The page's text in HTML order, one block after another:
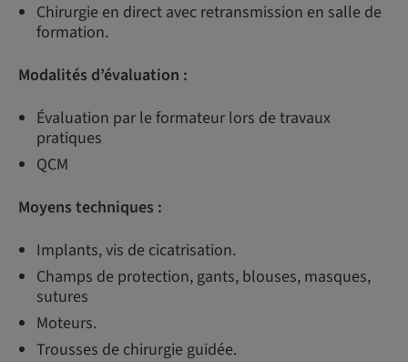
Chirurgie en direct avec retransmission en salle de
formation.
Modalités d’évaluation :
Évaluation par le formateur lors de travaux
pratiques
QCM
Moyens techniques :
Implants, vis de cicatrisation.
Champs de protection, gants, blouses, masques,
sutures
Moteurs.
Trousses de chirurgie guidée.